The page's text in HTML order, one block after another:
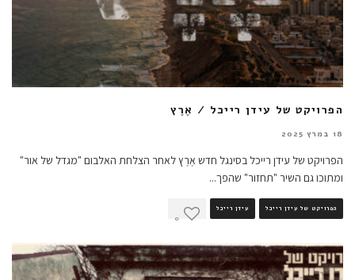
הפרויקט של עידן רייכל / אֶרֶץ
18 במרץ 2025
הפרויקט של עידן רייכל בסינגל חדש אֶרֶץ לאחר הצלחת האלבום "מגדל של אור"
ומתוכו גם השיר "תחזור" שהפך...
הפרויקט של עידן רייכל עידן רייכל
0